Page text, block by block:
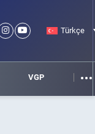
Türkçe
VGP